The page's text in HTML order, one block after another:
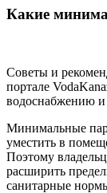
Какие
Советы и
портале
водоснабжению
Минимальные
уместить в
Поэтому
расширить
санитарные